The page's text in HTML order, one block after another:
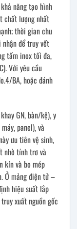
năng tạo hình
chất lượng nhất
thời gian chu
để truy vết
tấm inox tối đa,
Với yêu cầu
BA, hoặc đánh
GN, bàn/kệ), y
panel), và
ưu tiên vệ sinh,
nhờ tính trơ và
kín và bo mép
Ở mảng điện tử –
hiệu suất lắp
xuất nguồn gốc